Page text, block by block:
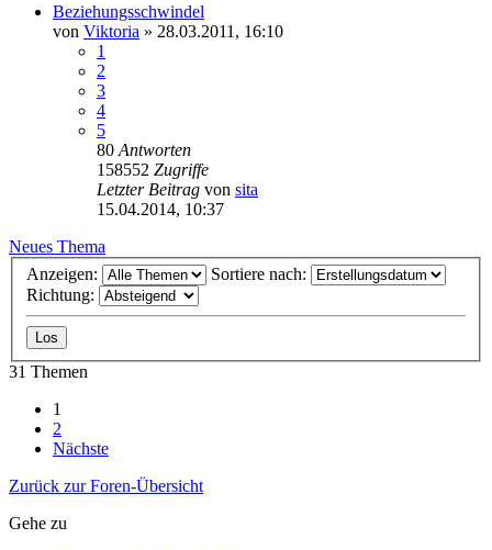
Beziehungsschwindel
von Viktoria » 28.03.2011, 16:10
1
2
3
4
5
80 Antworten
158552 Zugriffe
Letzter Beitrag von sita
15.04.2014, 10:37
Neues Thema
Anzeigen:
Sortiere nach:
Richtung:
31 Themen
1
2
Nächste
Zurück zur Foren-Übersicht
Gehe zu